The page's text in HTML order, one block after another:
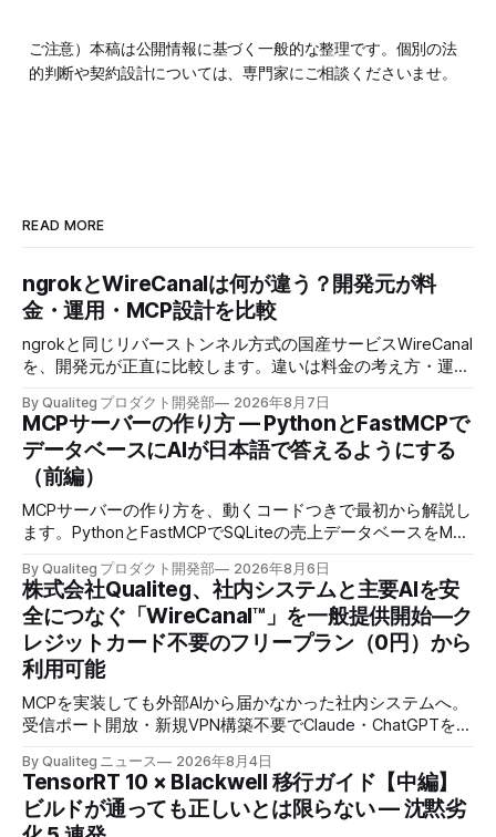
ご注意）本稿は公開情報に基づく一般的な整理です。個別の法
的判断や契約設計については、専門家にご相談くださいませ。
READ MORE
ngrokとWireCanalは何が違う？開発元が料
金・運用・MCP設計を比較
ngrokと同じリバーストンネル方式の国産サービスWireCanal
を、開発元が正直に比較します。違いは料金の考え方・運用
By Qualiteg プロダクト開発部 2026年8月7日
MCPサーバーの作り方 — PythonとFastMCPで
データベースにAIが日本語で答えるようにする
（前編）
MCPサーバーの作り方を、動くコードつきで最初から解説し
ます。PythonとFastMCPでSQLiteの売上データベースをMCP
返すところまで作ります。
By Qualiteg プロダクト開発部 2026年8月6日
株式会社Qualiteg、社内システムと主要AIを安
全につなぐ「WireCanal™」を一般提供開始―ク
レジットカード不要のフリープラン（0円）から
利用可能
MCPを実装しても外部AIから届かなかった社内システムへ。
受信ポート開放・新規VPN構築不要でClaude・ChatGPTを安
By Qualiteg ニュース 2026年8月4日
TensorRT 10 × Blackwell 移行ガイド【中編】
ビルドが通っても正しいとは限らない — 沈黙劣